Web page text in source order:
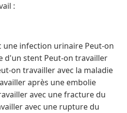
:
une infection urinaire Peut-on
d'un stent Peut-on travailler
on travailler avec la maladie
après une embolie
avec une fracture du
avec une rupture du